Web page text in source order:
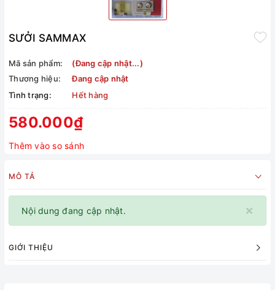
SƯỞI SAMMAX
Mã sản phẩm:
(Đang cập nhật...)
Thương hiệu:
Đang cập nhật
Tình trạng:
Hết hàng
580.000₫
Thêm vào so sánh
MÔ TẢ
×
Nội dung đang cập nhật.
GIỚI THIỆU